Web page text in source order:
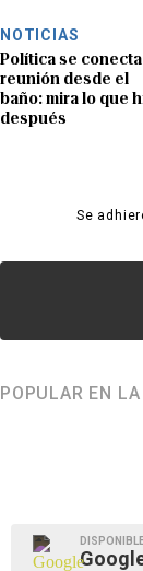
NOTICIAS
Política se
reunión desde el
baño: mira lo que
después
Se
POPULAR EN